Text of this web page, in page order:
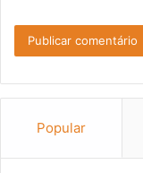
Popular